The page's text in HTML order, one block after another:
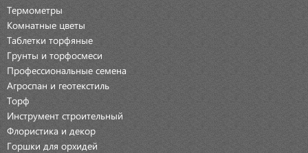
Термометры
Комнатные цветы
Таблетки торфяные
Грунты и торфосмеси
Профессиональные семена
Агроспан и геотекстиль
Торф
Инструмент строительный
Флористика и декор
Горшки для орхидей